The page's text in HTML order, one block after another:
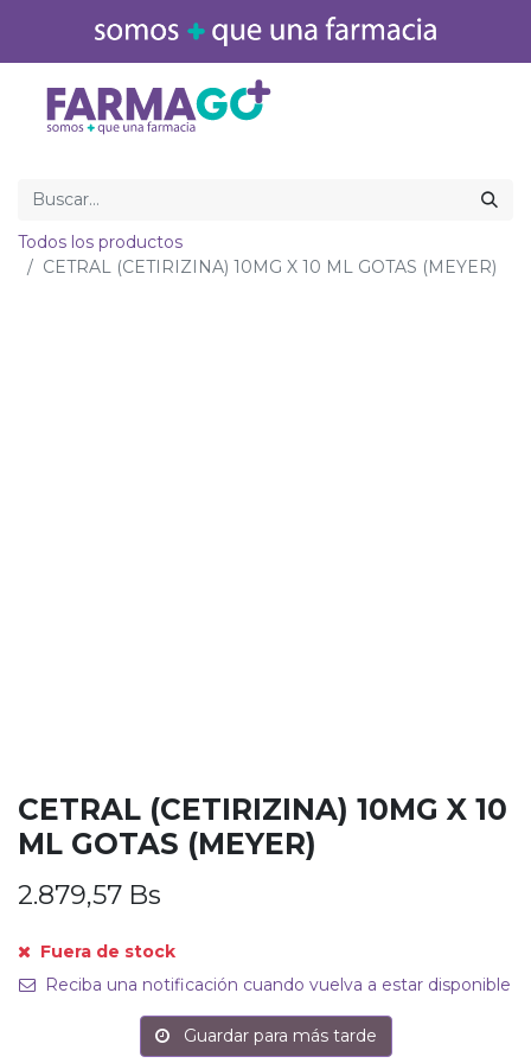
Todos los productos
CETRAL (CETIRIZINA) 10MG X 10 ML GOTAS (MEYER)
CETRAL (CETIRIZINA) 10MG X 10
ML GOTAS (MEYER)
2.879,57 Bs
Fuera de stock
Reciba una notificación cuando vuelva a estar disponible
Guardar para más tarde